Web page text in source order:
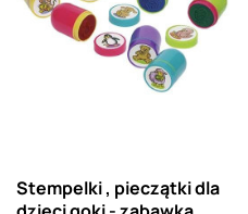
Stempelki , pieczątki dla